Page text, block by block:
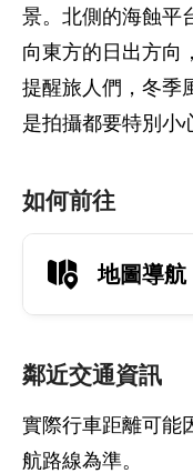
景。北側的海蝕平
向東方的日出方向
提醒旅人們，冬季
是拍攝都要特別小
如何前往
地圖導航
鄰近交通資訊
實際行車距離可能
航路線為準。